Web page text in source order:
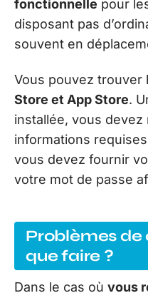
fonctionnelle pour
disposant pas
souvent en
Vous pouvez trouver
Store et App Store.
installée, vous devez
informations
vous devez fournir
votre mot de passe
Problèmes de
que faire ?
Dans le cas où vous